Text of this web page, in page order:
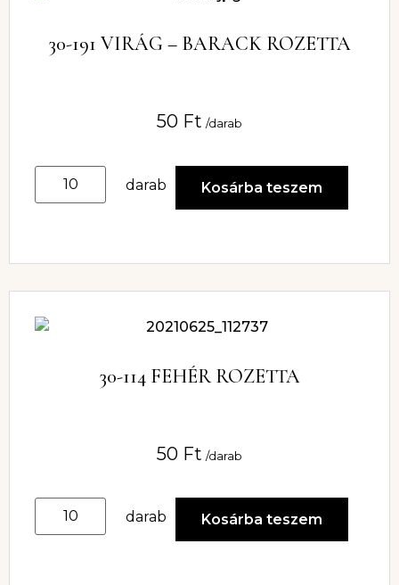
30-191 VIRÁG – BARACK ROZETTA
50 Ft /darab
darab Kosárba teszem
30-114 FEHÉR ROZETTA
50 Ft /darab
darab Kosárba teszem